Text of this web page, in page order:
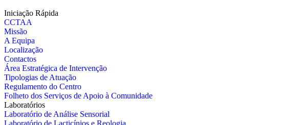
Iniciação Rápida
CCTAA
Missão
A Equipa
Localização
Contactos
Área Estratégica de Intervenção
Tipologias de Atuação
Regulamento do Centro
Folheto dos Serviços de Apoio à Comunidade
Laboratórios
Laboratório de Análise Sensorial
Laboratório de Lacticínios e Reologia